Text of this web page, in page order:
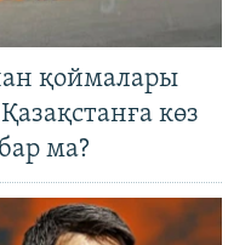
қоймалары
көз
ма?